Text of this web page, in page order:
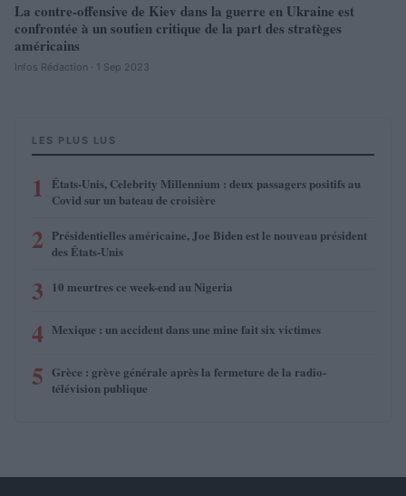
La contre-offensive de Kiev dans la guerre en Ukraine est
confrontée à un soutien critique de la part des stratèges
américains
Infos Rédaction · 1 Sep 2023
LES PLUS LUS
1
États-Unis, Celebrity Millennium : deux passagers positifs au
Covid sur un bateau de croisière
2 Présidentielles américaine, Joe Biden est le nouveau président
des États-Unis
3 10 meurtres ce week-end au Nigeria
4 Mexique : un accident dans une mine fait six victimes
5 Grèce : grève générale après la fermeture de la radio-
télévision publique